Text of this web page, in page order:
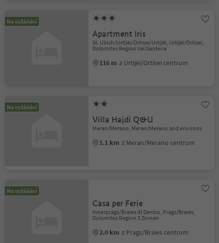
Na vyžádání
Apartment Iris
St. Ulrich/Urtijëi/Ortisei/Urtijëi, Urtijëi/Ortisei,
Dolomites Region Val Gardena
116 m z Urtijëi/Ortisei centrum
Na vyžádání
Villa Hajdi Q&U
Meran/Merano, Meran/Merano and environs
1.1 km z Meran/Merano centrum
Na vyžádání
Casa per Ferie
Innerprags/Braies di Dentro, Prags/Braies,
Dolomites Region 3 Zinnen
2.0 km z Prags/Braies centrum